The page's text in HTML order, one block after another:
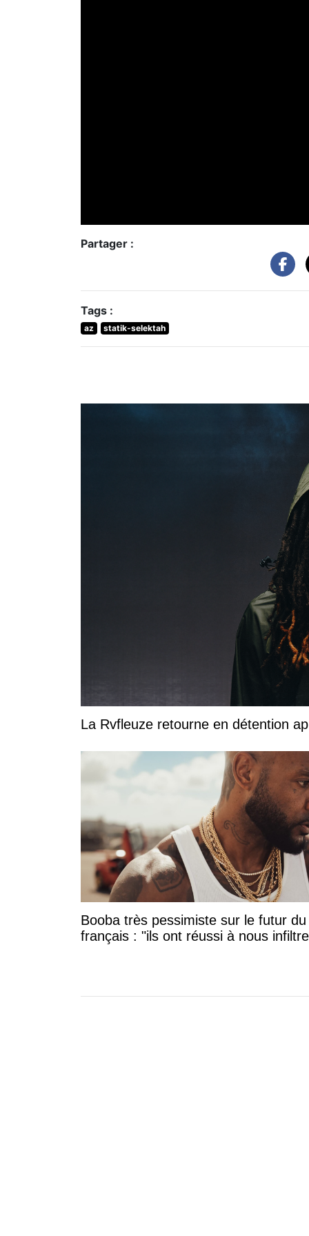
Partager :
Tags :
az statik-selektah
La Rvfleuze retourne en détention
Booba très pessimiste sur le futur
français : "ils ont réussi à nous